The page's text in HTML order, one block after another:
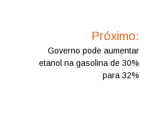
Próximo:
Governo pode aumentar
etanol na gasolina de 30%
para 32%